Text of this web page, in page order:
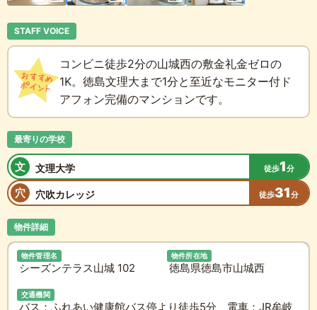
STAFF VOICE
コンビニ徒歩2分の山城西の敷金礼金ゼロの
1K。徳島文理大まで1分と至近なモニター付ド
アフォン完備のマンションです。
最寄りの学校
文 文理大学 徒歩1分
穴 穴吹カレッジ 徒歩31分
物件詳細
物件管理名
シーズンテラス山城 102
物件所在地
徳島県徳島市山城西
交通機関
バス：ふれあい健康館バス停より徒歩5分 電車：JR牟岐